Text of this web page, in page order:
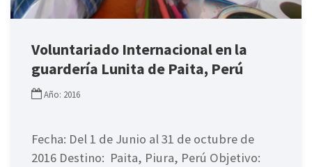
Voluntariado Internacional en la
guardería Lunita de Paita, Perú
Año: 2016
Fecha: Del 1 de Junio al 31 de octubre de
2016 Destino: Paita, Piura, Perú Objetivo: